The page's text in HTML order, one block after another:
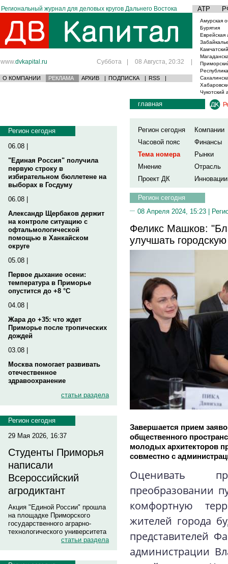
Региональный журнал для деловых кругов Дальнего Востока АТР
www.dvkapital.ru Суббота | 08 Августа, 20:32 |
О КОМПАНИИ РЕКЛАМА АРХИВ | ПОДПИСКА | RSS |
Амурская
Бурятия
Еврейская
Чукотский
Регион сегодня
06.08 |
"Единая Россия" получила
первую строку в
избирательном бюллетене на
выборах в Госдуму
06.08 |
Александр Щербаков держит
на контроле ситуацию с
офтальмологической
помощью в Ханкайском
округе
05.08 |
Первое дыхание осени:
температура в Приморье
опустится до +8 °C
04.08 |
Жара до +35: что ждет
Приморье после тропических
дождей
03.08 |
Москва помогает развивать
отечественное
здравоохранение
статьи раздела
Регион сегодня
29 Мая 2026, 16:37
Студенты Приморья
написали
Всероссийский
агродиктант
Акция "Единой России" прошла
на площадке Приморского
государственного аграрно-
технологического университета
статьи раздела
главная
Регион сегодня
Компании
Часовой пояс
Финансы
Тема номера
Рынки
Мнение
Отрасль
Проект ДК
Инновации
Регион сегодня
08 Апреля 2024, 15:23 |
Феликс Машков:
улучшать
Завершается прием
общественного
молодых архитекторов
совместно с
Оценивать
преобразовании
комфортную
жителей города
представителей
администрации